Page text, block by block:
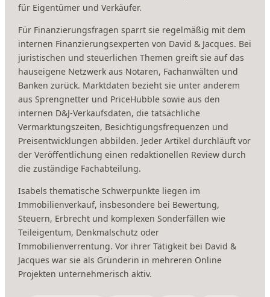
für Eigentümer und Verkäufer.
Für Finanzierungsfragen sparrt sie regelmäßig mit dem
internen Finanzierungsexperten von David & Jacques. Bei
juristischen und steuerlichen Themen greift sie auf das
hauseigene Netzwerk aus Notaren, Fachanwälten und
Banken zurück. Marktdaten bezieht sie unter anderem
aus Sprengnetter und PriceHubble sowie aus den
internen D&J-Verkaufsdaten, die tatsächliche
Vermarktungszeiten, Besichtigungsfrequenzen und
Preisentwicklungen abbilden. Jeder Artikel durchläuft vor
der Veröffentlichung einen redaktionellen Review durch
die zuständige Fachabteilung.
Isabels thematische Schwerpunkte liegen im
Immobilienverkauf, insbesondere bei Bewertung,
Steuern, Erbrecht und komplexen Sonderfällen wie
Teileigentum, Denkmalschutz oder
Immobilienverrentung. Vor ihrer Tätigkeit bei David &
Jacques war sie als Gründerin in mehreren Online
Projekten unternehmerisch aktiv.